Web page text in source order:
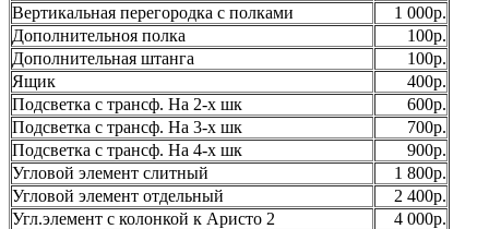
Вертикальная перегородка с полками
1 000р.
Дополнительноя полка
100р.
Дополнительная штанга
100р.
Ящик
400р.
Подсветка с трансф. На 2-х шк
600р.
Подсветка с трансф. На 3-х шк
700р.
Подсветка с трансф. На 4-х шк
900р.
Угловой элемент слитный
1 800р.
Угловой элемент отдельный
2 400р.
Угл.элемент с колонкой к Аристо 2
4 000р.